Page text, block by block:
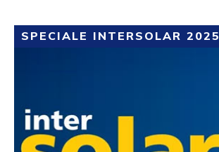
SPECIALE INTERSOLAR 2025